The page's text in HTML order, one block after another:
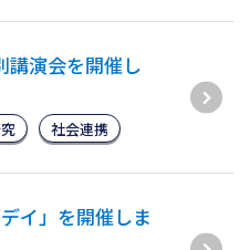
講演会を開催し
社会連携
イ」を開催しま